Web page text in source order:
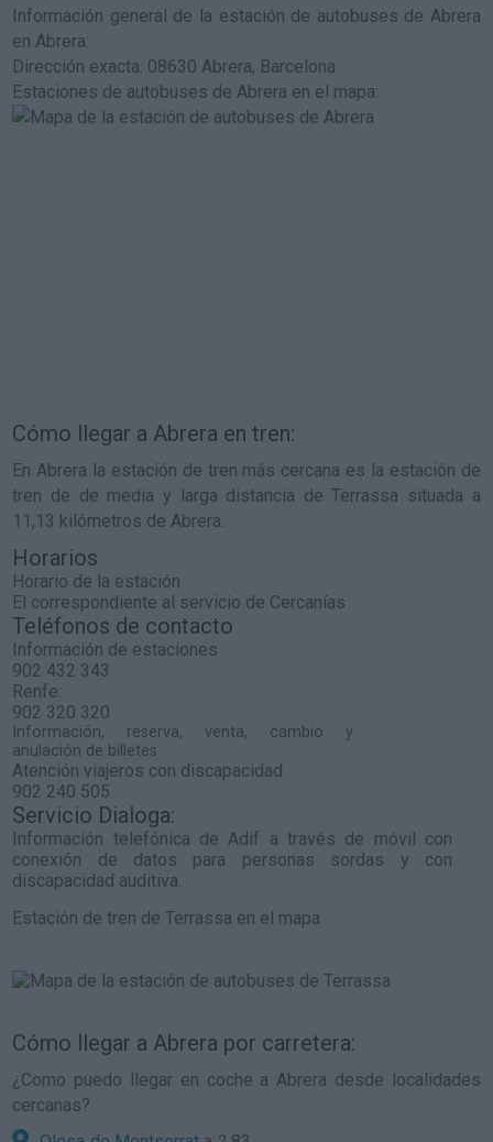
Información general de la estación de autobuses de Abrera
en Abrera:
Dirección exacta: 08630 Abrera, Barcelona
Estaciones de autobuses de Abrera en el mapa:
Cómo llegar a Abrera en tren:
En Abrera la estación de tren más cercana es la estación de
tren de de media y larga distancia de Terrassa situada a
11,13 kilómetros de Abrera.
Horarios
Horario de la estación
El correspondiente al servicio de Cercanías
Teléfonos de contacto
Información de estaciones
902 432 343
Renfe:
902 320 320
Información, reserva, venta, cambio y
anulación de billetes
Atención viajeros con discapacidad
902 240 505
Servicio Dialoga:
Información telefónica de Adif a través de móvil con
conexión de datos para personas sordas y con
discapacidad auditiva.
Estación de tren de Terrassa en el mapa
Cómo llegar a Abrera por carretera:
¿Como puedo llegar en coche a Abrera desde localidades
cercanas?